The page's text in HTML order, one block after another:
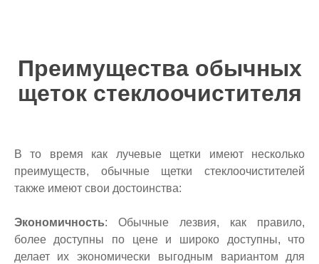
Преимущества обычных
щеток стеклоочистителя
В то время как лучевые щетки имеют несколько
преимуществ, обычные щетки стеклоочистителей
также имеют свои достоинства:
Экономичность: Обычные лезвия, как правило,
более доступны по цене и широко доступны, что
делает их экономически выгодным вариантом для